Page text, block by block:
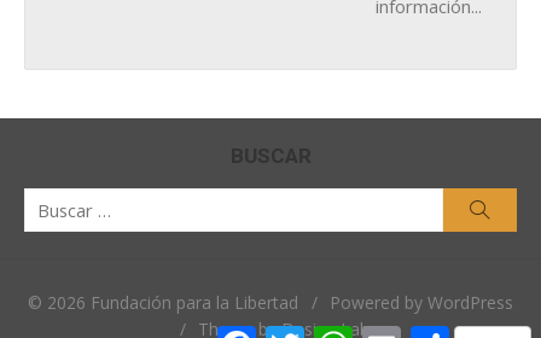
información...
BUSCAR
© 2026 Fundación para la Libertad /
Powered by WordPress
/ Theme by Design Lab